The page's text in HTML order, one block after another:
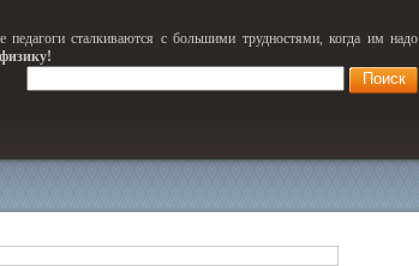
сталкиваются с большими трудностями, когда им надо